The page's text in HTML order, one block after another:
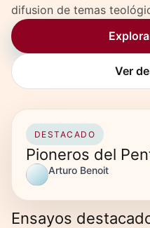
difusion de temas
Ver
DESTACADO
Pioneros del
Arturo Benoit
Ensayos